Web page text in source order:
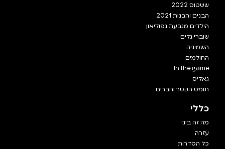
ששטוס 2022
הבנים והבנות 2021
הילדים מגבעת נפוליאון
שוברי גלים
השמיניה
החולמים
In the game
גאליס
תומס הקטר וחברים
כללי
מה זה ביגי
עזרה
כל הסדרות